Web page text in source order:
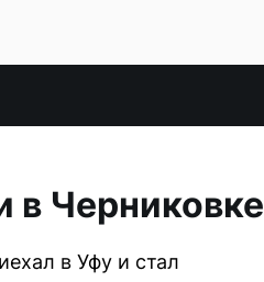
в Черниковке
в Уфу и стал